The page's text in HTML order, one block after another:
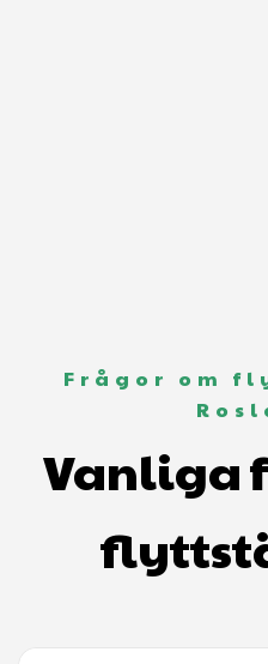
Frågor om
Vanliga